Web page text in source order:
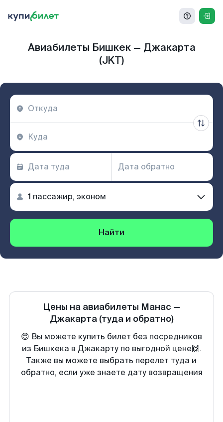
Авиабилеты Бишкек — Джакарта
(JKT)
Найти
Цены на авиабилеты Манас —
Джакарта (туда и обратно)
😍 Вы можете купить билет без посредников
из Бишкека в Джакарту по выгодной цене🙌.
Также вы можете выбрать перелет туда и
обратно, если уже знаете дату возвращения